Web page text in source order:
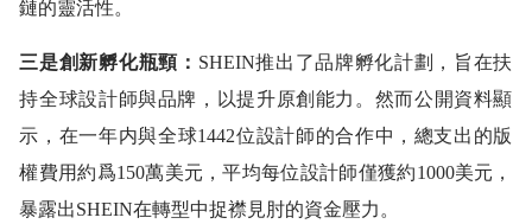
鏈的靈活性。
三是創新孵化瓶頸： SHEIN推出了品牌孵化計劃，旨在扶
持全球設計師與品牌，以提升原創能力。然而公開資料顯
示，在一年内與全球1442位設計師的合作中，總支出的版
權費用約爲150萬美元，平均每位設計師僅獲約1000美元，
暴露出SHEIN在轉型中捉襟見肘的資金壓力。